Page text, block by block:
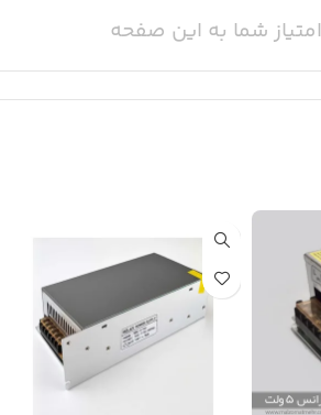
امتیاز شما به این صفحه